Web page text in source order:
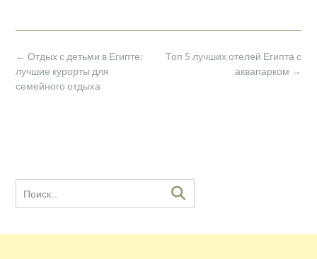
Навигация
по
записям
Топ 5 лучших отелей Египта с
аквапарком →
← Отдых с детьми в Египте:
лучшие курорты для
семейного отдыха